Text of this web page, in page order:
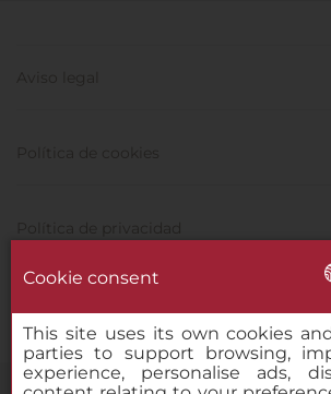
Política de privacidad
Cookie consent
This site uses its own cookies
parties to support browsing,
experience, personalise ads,